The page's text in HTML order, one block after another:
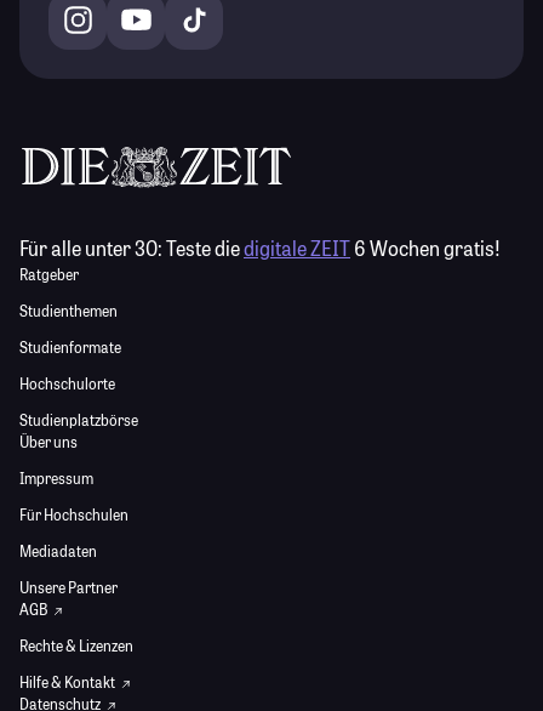
Für alle unter 30:Teste diedigitale ZEIT6 Wochen gratis!
Ratgeber
Studienthemen
Studienformate
Hochschulorte
Studienplatzbörse
Über uns
Impressum
Für Hochschulen
Mediadaten
Unsere Partner
AGB
Rechte & Lizenzen
Hilfe & Kontakt
Datenschutz